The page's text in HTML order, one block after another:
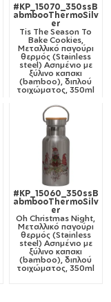
#KP_15070_350ssB
abmbooThermoSilv
er
Tis The Season To
Bake Cookies,
Μεταλλικό παγούρι
θερμός (Stainless
steel) Ασημένιο με
ξύλινο καπακι
(bamboo), διπλού
τοιχώματος, 350ml
#KP_15060_350ssB
abmbooThermoSilv
er
Oh Christmas Night,
Μεταλλικό παγούρι
θερμός (Stainless
steel) Ασημένιο με
ξύλινο καπακι
(bamboo), διπλού
τοιχώματος, 350ml